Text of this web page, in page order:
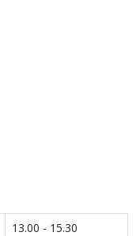
13.00 - 15.30